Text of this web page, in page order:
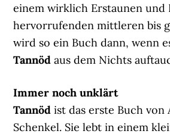
einem wirklich Erstaunen und
hervorrufenden mittleren bis
wird so ein Buch dann, wenn
Tannöd aus dem Nichts
Immer noch unklärt
Tannöd ist das erste Buch von
Schenkel. Sie lebt in einem